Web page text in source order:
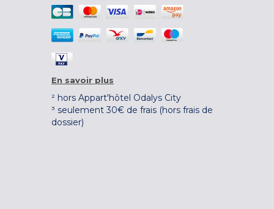
En savoir plus
² hors Appart'hôtel Odalys City
³ seulement 30€ de frais (hors frais de
dossier)